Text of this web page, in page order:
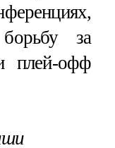
за
плей-офф